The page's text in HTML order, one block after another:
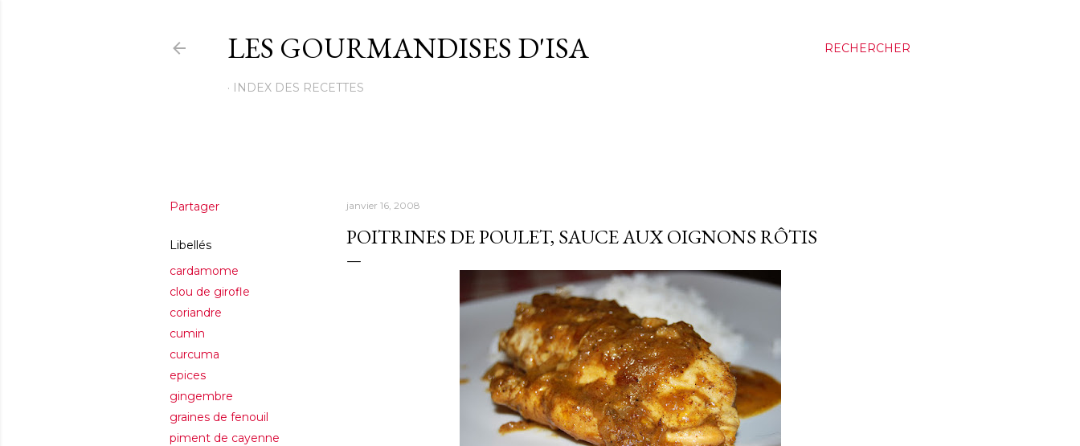
RECHERCHER
LES GOURMANDISES D'ISA
INDEX DES RECETTES
Partager
Libellés
cardamome
clou de girofle
coriandre
cumin
curcuma
epices
gingembre
graines de fenouil
piment de cayenne
janvier 16, 2008
POITRINES DE POULET, SAUCE AUX OIGNONS RÔTIS